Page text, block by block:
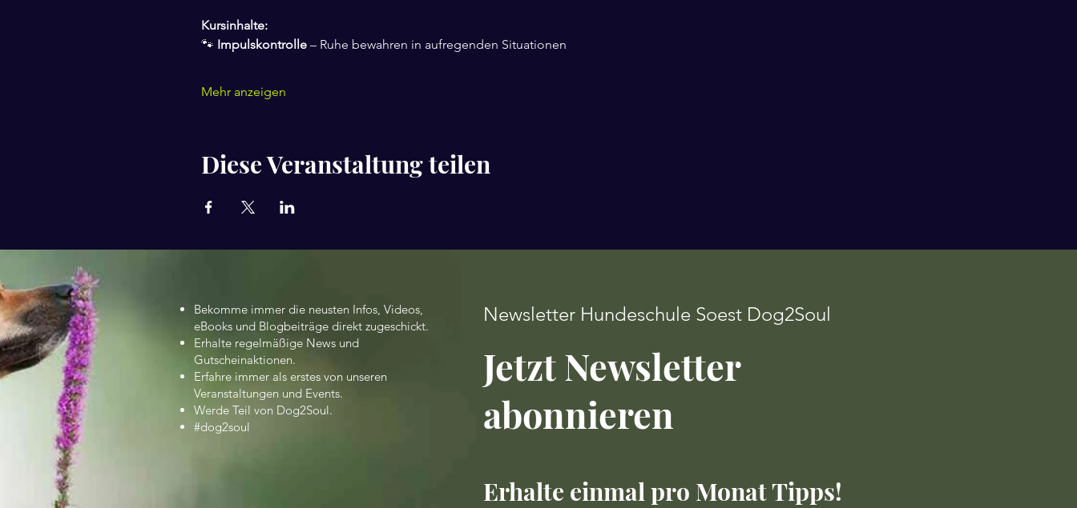
Kursinhalte:
🐾 Impulskontrolle – Ruhe bewahren in aufregenden Situationen
Mehr anzeigen
Diese Veranstaltung teilen
Bekomme immer die neusten Infos, Videos,
eBooks und Blogbeiträge direkt zugeschickt.
Erhalte regelmäßige News und
Gutscheinaktionen.
Erfahre immer als erstes von unseren
Veranstaltungen und Events.
Werde Teil von Dog2Soul.
#dog2soul
Newsletter Hundeschule Soest Dog2Soul
Jetzt Newsletter
abonnieren
Erhalte einmal pro Monat Tipps!